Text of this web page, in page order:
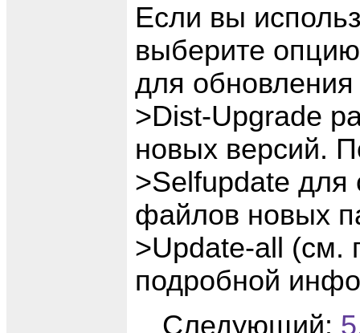
Если вы
выберите
для обновления
>Dist-Upgrade
новых версий.
>Selfupdate
файлов новых
>Update-all (см.
подробной
Следующий: